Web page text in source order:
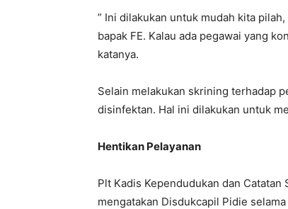
” Ini dilakukan untuk mudah kita
bapak FE. Kalau ada pegawai yang
katanya.
Selain melakukan skrining terhadap
disinfektan. Hal ini dilakukan untuk
Hentikan Pelayanan
Plt Kadis Kependudukan dan
mengatakan Disdukcapil Pidie